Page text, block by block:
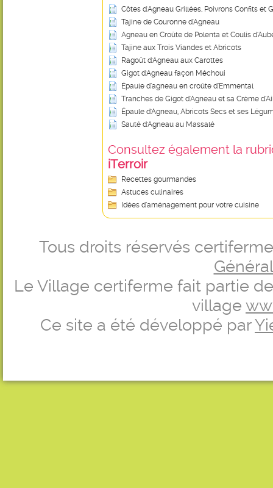
Côtes d'Agneau Grillées, Poivrons Confits et
Tajine de Couronne d'Agneau
Agneau en Croûte de Polenta et Coulis
Tajine aux Trois Viandes et Abricots
Ragoût d'Agneau aux Carottes
Gigot d'Agneau façon Méchoui
Épaule d’agneau en croûte d’Emmental
Tranches de Gigot d'Agneau et sa Crème
Épaule d'Agneau, Abricots Secs et ses
Sauté d'Agneau au Massalé
Consultez également la
iTerroir
Recettes gourmandes
Astuces culinaires
Idées d’aménagement pour votre cuisine
Tous droits réservés
Le Village certiferme fait partie
village
Ce site a été développé par